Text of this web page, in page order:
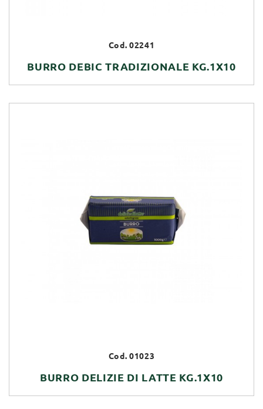
Cod. 02241
BURRO DEBIC TRADIZIONALE KG.1X10
Cod. 01023
BURRO DELIZIE DI LATTE KG.1X10